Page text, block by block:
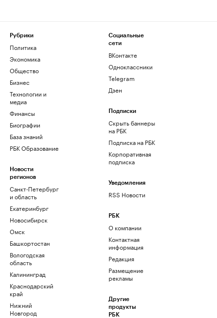
Рубрики
Политика
Экономика
Общество
Бизнес
Технологии и
медиа
Финансы
Биографии
База знаний
РБК Образование
Новости
регионов
Санкт-Петербург
и область
Екатеринбург
Новосибирск
Омск
Башкортостан
Вологодская
область
Калининград
Краснодарский
край
Нижний
Новгород
Социальные
сети
ВКонтакте
Одноклассники
Telegram
Дзен
Подписки
Скрыть баннеры
на РБК
Подписка на РБК
Корпоративная
подписка
Уведомления
RSS Новости
РБК
О компании
Контактная
информация
Редакция
Размещение
рекламы
Другие
продукты
РБК